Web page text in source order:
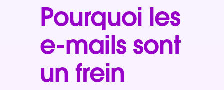
Pourquoi les
e-mails sont
un frein